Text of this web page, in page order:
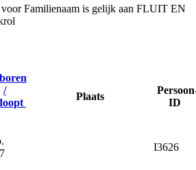
Familienaam is gelijk aan FLUIT EN
/
Plaats
ID
I3626